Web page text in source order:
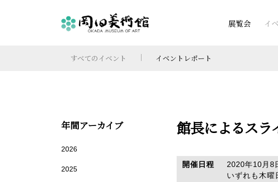
展覧会 イ
すべてのイベント イベントレポート
年間アーカイブ
2026
2025
館長によるス
開催日程
2020年10月
いずれも木